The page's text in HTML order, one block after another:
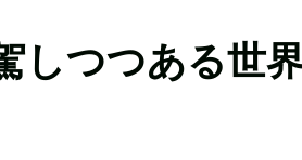
しつつある世